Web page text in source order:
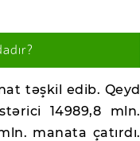
təşkil edib. Qeyd
14989,8 mln.
manata çatırdı.